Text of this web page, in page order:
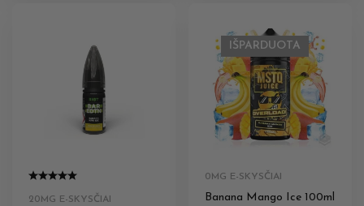
20MG E-SKYSČIAI
IŠPARDUOTA
0MG E-SKYSČIAI
Banana Mango Ice 100ml